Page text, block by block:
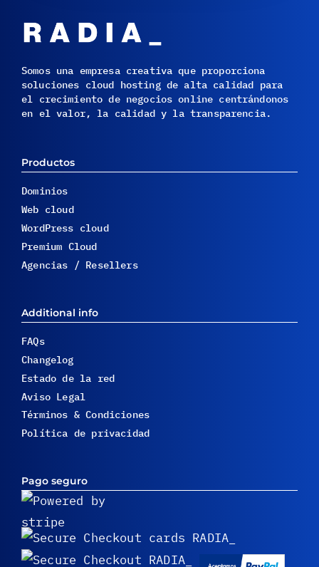
Somos una empresa creativa que proporciona
soluciones cloud hosting de alta calidad para
el crecimiento de negocios online centrándonos
en el valor, la calidad y la transparencia.
Productos
Dominios
Web cloud
WordPress cloud
Premium Cloud
Agencias / Resellers
Additional info
FAQs
Changelog
Estado de la red
Aviso Legal
Términos & Condiciones
Política de privacidad
Pago seguro